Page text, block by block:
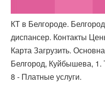
КТ в Белгороде.
диспансер. Контакты
Карта Загрузить.
Белгород, Куйбышева, 1.
8 - Платные услуги.